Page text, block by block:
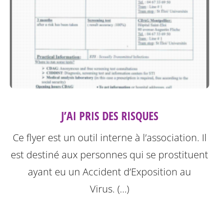
J’AI PRIS DES RISQUES
Ce flyer est un outil interne à l’association. Il
est destiné aux personnes qui se prostituent
ayant eu un Accident d’Exposition au
Virus. (…)